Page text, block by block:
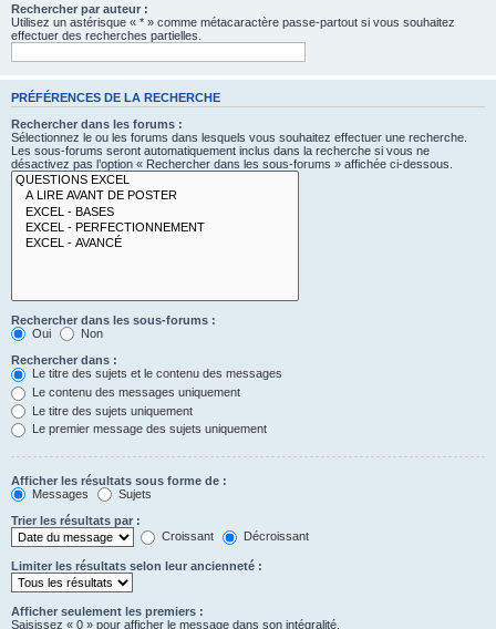
Rechercher par auteur :
Utilisez un astérisque « * » comme métacaractère passe-partout si vous souhaitez
effectuer des recherches partielles.
PRÉFÉRENCES DE LA RECHERCHE
Rechercher dans les forums :
Sélectionnez le ou les forums dans lesquels vous souhaitez effectuer une recherche.
Les sous-forums seront automatiquement inclus dans la recherche si vous ne
désactivez pas l’option « Rechercher dans les sous-forums » affichée ci-dessous.
Rechercher dans les sous-forums :
Oui
Non
Rechercher dans :
Le titre des sujets et le contenu des messages
Le contenu des messages uniquement
Le titre des sujets uniquement
Le premier message des sujets uniquement
Afficher les résultats sous forme de :
Messages
Sujets
Trier les résultats par :
Croissant
Décroissant
Limiter les résultats selon leur ancienneté :
Afficher seulement les premiers :
Saisissez « 0 » pour afficher le message dans son intégralité.